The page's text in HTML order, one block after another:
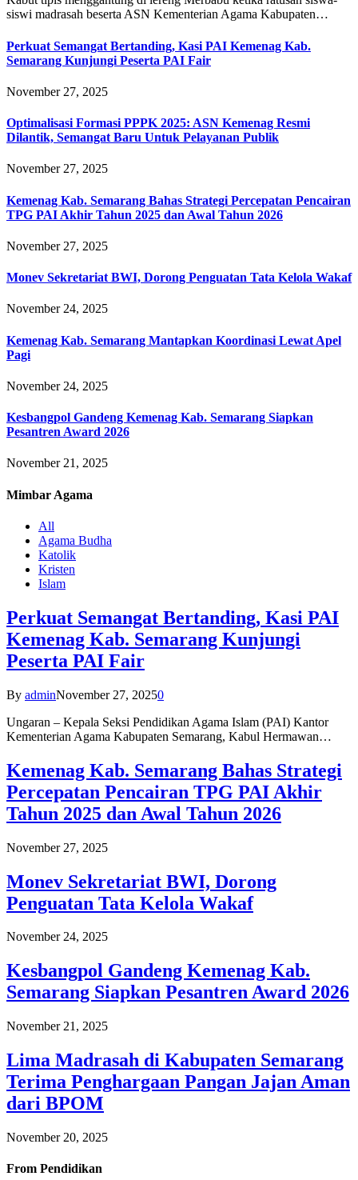
siswi madrasah beserta ASN Kementerian Agama Kabupaten…
Perkuat Semangat Bertanding, Kasi PAI Kemenag Kab.
Semarang Kunjungi Peserta PAI Fair
November 27, 2025
Optimalisasi Formasi PPPK 2025: ASN Kemenag Resmi
Dilantik, Semangat Baru Untuk Pelayanan Publik
November 27, 2025
Kemenag Kab. Semarang Bahas Strategi Percepatan Pencairan
TPG PAI Akhir Tahun 2025 dan Awal Tahun 2026
November 27, 2025
Monev Sekretariat BWI, Dorong Penguatan Tata Kelola Wakaf
November 24, 2025
Kemenag Kab. Semarang Mantapkan Koordinasi Lewat Apel
Pagi
November 24, 2025
Kesbangpol Gandeng Kemenag Kab. Semarang Siapkan
Pesantren Award 2026
November 21, 2025
Mimbar Agama
All
Agama Budha
Katolik
Kristen
Islam
Perkuat Semangat Bertanding, Kasi PAI
Kemenag Kab. Semarang Kunjungi
Peserta PAI Fair
By adminNovember 27, 20250
Ungaran – Kepala Seksi Pendidikan Agama Islam (PAI) Kantor
Kementerian Agama Kabupaten Semarang, Kabul Hermawan…
Kemenag Kab. Semarang Bahas Strategi
Percepatan Pencairan TPG PAI Akhir
Tahun 2025 dan Awal Tahun 2026
November 27, 2025
Monev Sekretariat BWI, Dorong
Penguatan Tata Kelola Wakaf
November 24, 2025
Kesbangpol Gandeng Kemenag Kab.
Semarang Siapkan Pesantren Award 2026
November 21, 2025
Lima Madrasah di Kabupaten Semarang
Terima Penghargaan Pangan Jajan Aman
dari BPOM
November 20, 2025
From Pendidikan